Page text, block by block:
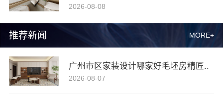
推荐新闻 MORE+
广州市区家装设计哪家好毛坯房精匠..
2026-08-07
2026-08-08